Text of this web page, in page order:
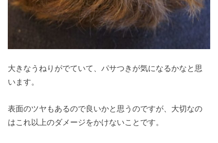
大きなうねりがでていて、パサつきが気になるかなと思
います。
表面のツヤもあるので良いかと思うのですが、大切なの
はこれ以上のダメージをかけないことです。